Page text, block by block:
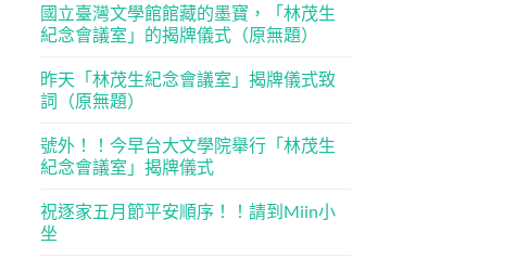
國立臺灣文學館館藏的墨寶，「林茂生
紀念會議室」的揭牌儀式（原無題）
昨天「林茂生紀念會議室」揭牌儀式致
詞（原無題）
號外！！今早台大文學院舉行「林茂生
紀念會議室」揭牌儀式
祝逐家五月節平安順序！！請到Miin小
坐